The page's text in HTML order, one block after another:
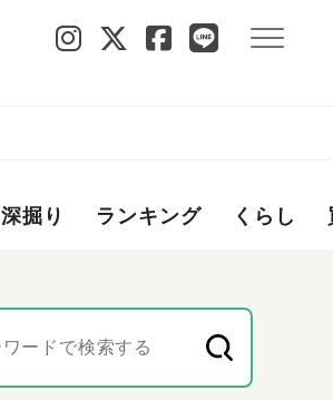
深掘り ランキング くらし